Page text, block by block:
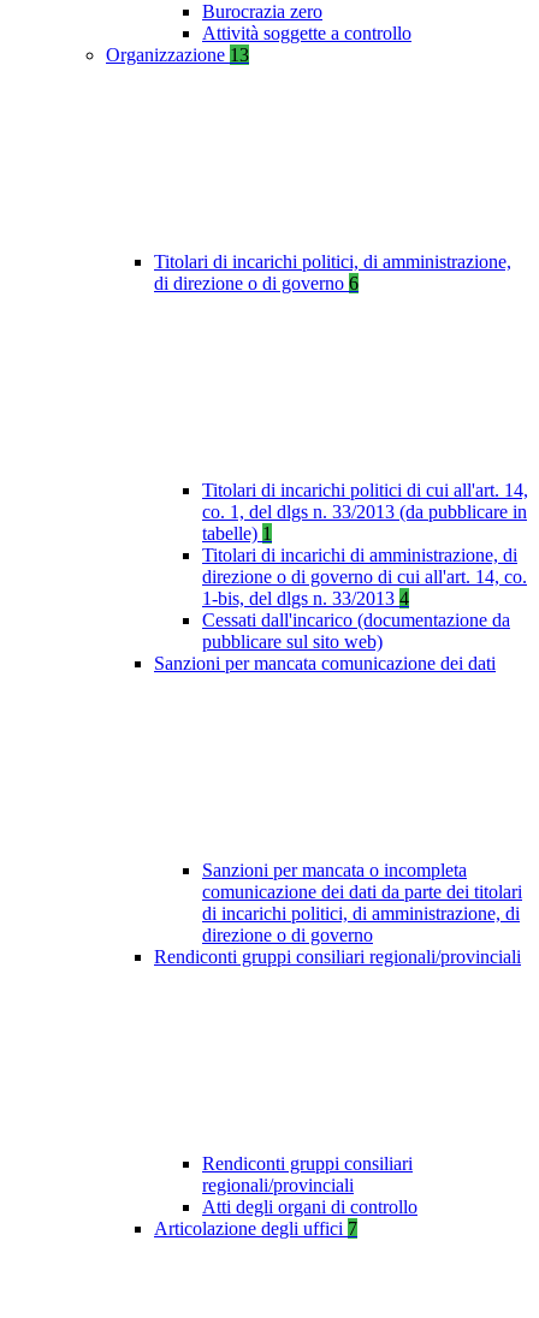
Burocrazia zero
Attività soggette a controllo
Organizzazione 13
Titolari di incarichi politici, di amministrazione,
di direzione o di governo 6
Titolari di incarichi politici di cui all'art. 14,
co. 1, del dlgs n. 33/2013 (da pubblicare in
tabelle) 1
Titolari di incarichi di amministrazione, di
direzione o di governo di cui all'art. 14, co.
1-bis, del dlgs n. 33/2013 4
Cessati dall'incarico (documentazione da
pubblicare sul sito web)
Sanzioni per mancata comunicazione dei dati
Sanzioni per mancata o incompleta
comunicazione dei dati da parte dei titolari
di incarichi politici, di amministrazione, di
direzione o di governo
Rendiconti gruppi consiliari regionali/provinciali
Rendiconti gruppi consiliari
regionali/provinciali
Atti degli organi di controllo
Articolazione degli uffici 7